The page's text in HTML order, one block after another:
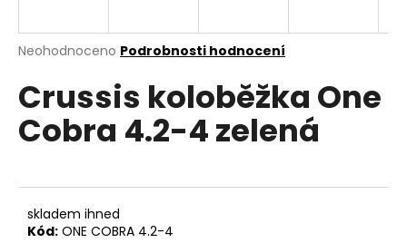
Průměrné
produktu
je
0,0
z
Neohodnoceno Podrobnosti hodnocení
Crussis koloběžka One
Cobra 4.2-4 zelená
skladem ihned
Kód: ONE COBRA 4.2-4
n
a
í
t
?